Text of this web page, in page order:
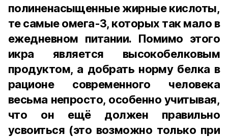
полиненасыщенные жирные кислоты,
те самые омега-3, которых так мало в
ежедневном питании. Помимо этого
икра является высокобелковым
продуктом, а добрать норму белка в
рационе современного человека
весьма непросто, особенно учитывая,
что он ещё должен правильно
усвоиться (это возможно только при